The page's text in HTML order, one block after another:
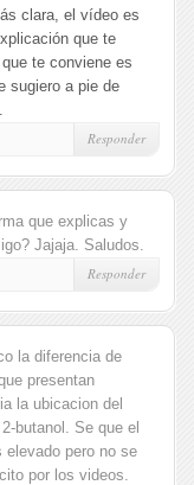
clara, el vídeo es
que te
te conviene es
sugiero a pie de
Responder
que explicas y
Jajaja. Saludos.
Responder
la diferencia de
presentan
la ubicacion del
butanol. Se que el
elevado pero no se
por los videos.